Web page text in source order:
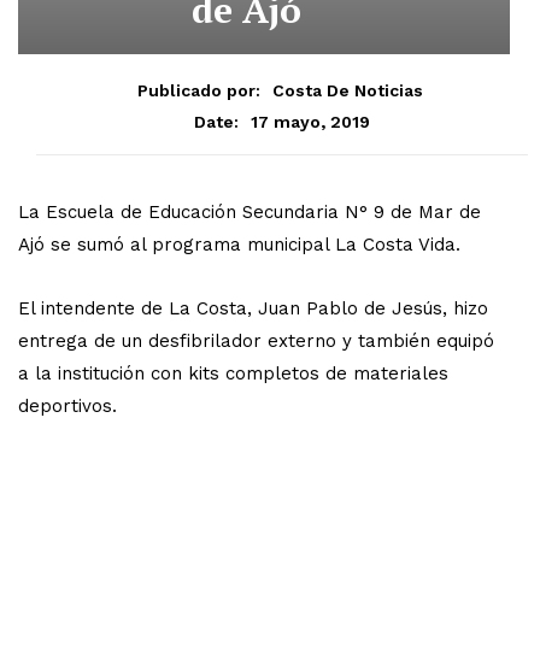
de Ajó
Publicado por:
Costa De Noticias
Date:
17 mayo, 2019
La Escuela de Educación Secundaria N° 9 de Mar de
Ajó se sumó al programa municipal La Costa Vida.
El intendente de La Costa, Juan Pablo de Jesús, hizo
entrega de un desfibrilador externo y también equipó
a la institución con kits completos de materiales
deportivos.